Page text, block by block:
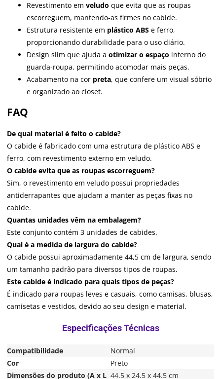
Revestimento em veludo que evita que as roupas
escorreguem, mantendo-as firmes no cabide.
Estrutura resistente em plástico ABS e ferro,
proporcionando durabilidade para o uso diário.
Design slim que ajuda a otimizar o espaço interno do
guarda-roupa, permitindo acomodar mais peças.
Acabamento na cor preta, que confere um visual sóbrio
e organizado ao closet.
FAQ
De qual material é feito o cabide?
O cabide é fabricado com uma estrutura de plástico ABS e
ferro, com revestimento externo em veludo.
O cabide evita que as roupas escorreguem?
Sim, o revestimento em veludo possui propriedades
antiderrapantes que ajudam a manter as peças fixas no
cabide.
Quantas unidades vêm na embalagem?
Este conjunto contém 3 unidades de cabides.
Qual é a medida de largura do cabide?
O cabide possui aproximadamente 44,5 cm de largura, sendo
um tamanho padrão para diversos tipos de roupas.
Este cabide é indicado para quais tipos de peças?
É indicado para roupas leves e casuais, como camisas, blusas,
camisetas e vestidos, devido ao seu design e material.
Compatibilidade
Normal
Cor
Preto
Dimensões do produto (A x L 44.5 x 24.5 x 44.5 cm